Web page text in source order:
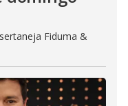
Fiduma &